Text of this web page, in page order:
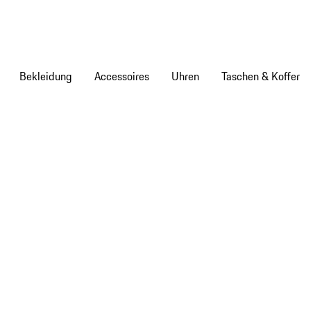
Bekleidung Accessoires Uhren Taschen & Koffer